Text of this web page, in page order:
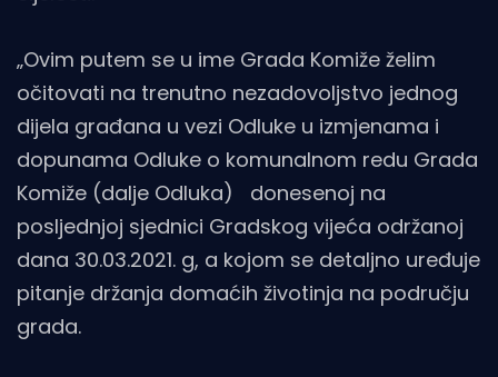
„Ovim putem se u ime Grada Komiže želim
očitovati na trenutno nezadovoljstvo jednog
dijela građana u vezi Odluke u izmjenama i
dopunama Odluke o komunalnom redu Grada
Komiže (dalje Odluka) donesenoj na
posljednjoj sjednici Gradskog vijeća održanoj
dana 30.03.2021. g, a kojom se detaljno uređuje
pitanje držanja domaćih životinja na području
grada.